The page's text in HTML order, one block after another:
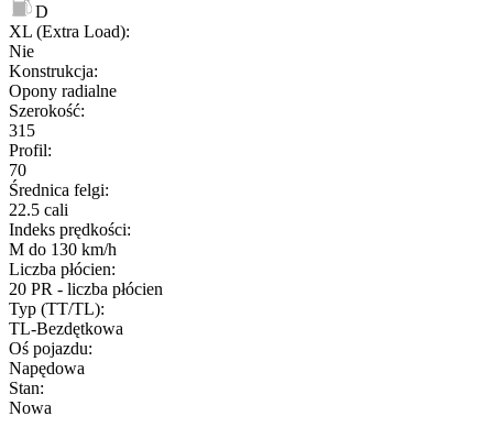
D
XL (Extra Load):
Nie
Konstrukcja:
Opony radialne
Szerokość:
315
Profil:
70
Średnica felgi:
22.5 cali
Indeks prędkości:
M do 130 km/h
Liczba płócien:
20 PR - liczba płócien
Typ (TT/TL):
TL-Bezdętkowa
Oś pojazdu:
Napędowa
Stan:
Nowa